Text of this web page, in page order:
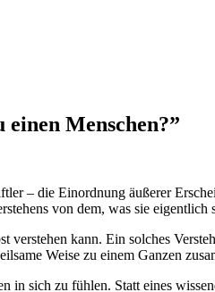
Menschen?”
– die Einordnung äußerer
von dem, was sie eigentlich
kann. Ein solches
Weise zu einem Ganzen
sich zu fühlen. Statt eines